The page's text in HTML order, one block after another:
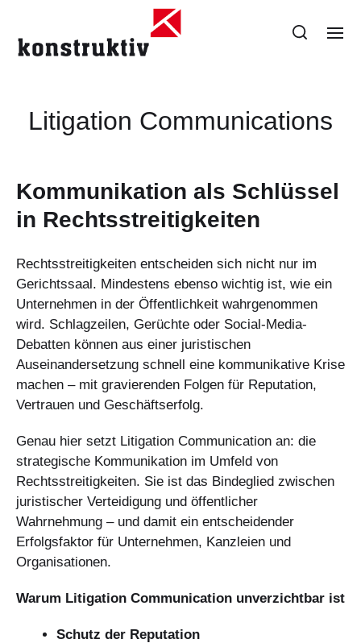
Litigation Communications
Kommunikation als Schlüssel
in Rechtsstreitigkeiten
Rechtsstreitigkeiten entscheiden sich nicht nur im
Gerichtssaal. Mindestens ebenso wichtig ist, wie ein
Unternehmen in der Öffentlichkeit wahrgenommen
wird. Schlagzeilen, Gerüchte oder Social-Media-
Debatten können aus einer juristischen
Auseinandersetzung schnell eine kommunikative Krise
machen – mit gravierenden Folgen für Reputation,
Vertrauen und Geschäftserfolg.
Genau hier setzt Litigation Communication an: die
strategische Kommunikation im Umfeld von
Rechtsstreitigkeiten. Sie ist das Bindeglied zwischen
juristischer Verteidigung und öffentlicher
Wahrnehmung – und damit ein entscheidender
Erfolgsfaktor für Unternehmen, Kanzleien und
Organisationen.
Warum Litigation Communication unverzichtbar ist
Schutz der Reputation